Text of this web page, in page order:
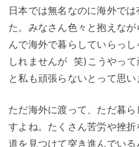
日本では無名なのに海外で
た。みなさん色々と抱えな
んで海外で暮らしていらっ
しれませんが 笑)こうやっ
と私も頑張らないとって思い
ただ海外に渡って、ただ暮
すよね。たくさん苦労や挫
道を見つけて突き進んでい